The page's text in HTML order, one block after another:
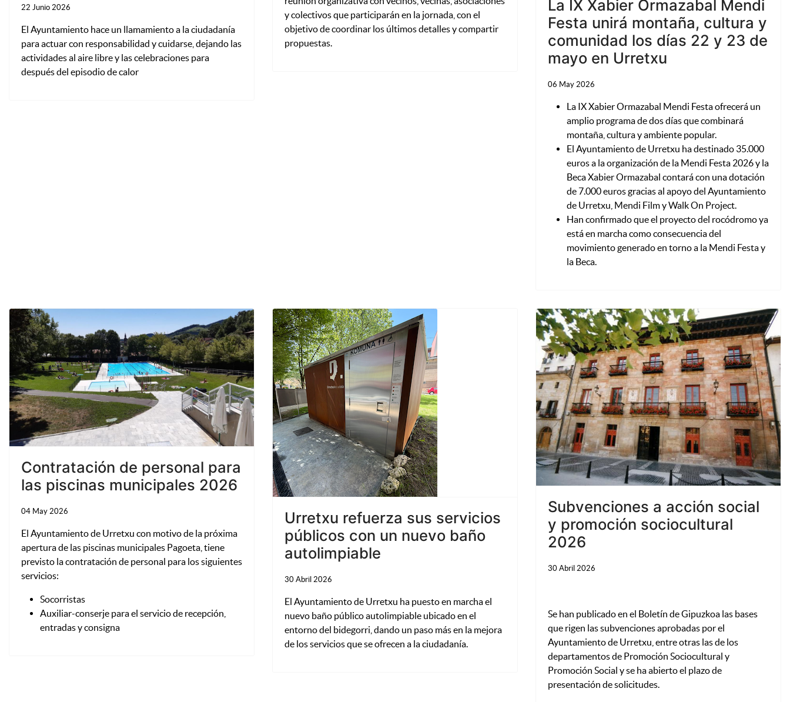
22 Junio 2026
El Ayuntamiento hace un llamamiento a la ciudadanía
para actuar con responsabilidad y cuidarse, dejando las
actividades al aire libre y las celebraciones para
después del episodio de calor
y colectivos que participarán en la jornada, con el
objetivo de coordinar los últimos detalles y compartir
propuestas.
La IX Xabier Ormazabal Mendi
Festa unirá montaña, cultura y
comunidad los días 22 y 23 de
mayo en Urretxu
06 May 2026
La IX Xabier Ormazabal Mendi Festa ofrecerá un
amplio programa de dos días que combinará
montaña, cultura y ambiente popular.
El Ayuntamiento de Urretxu ha destinado 35.000
euros a la organización de la Mendi Festa 2026 y la
Beca Xabier Ormazabal contará con una dotación
de 7.000 euros gracias al apoyo del Ayuntamiento
de Urretxu, Mendi Film y Walk On Project.
Han confirmado que el proyecto del rocódromo ya
está en marcha como consecuencia del
movimiento generado en torno a la Mendi Festa y
la Beca.
Contratación de personal para
las piscinas municipales 2026
04 May 2026
El Ayuntamiento de Urretxu con motivo de la próxima
apertura de las piscinas municipales Pagoeta, tiene
previsto la contratación de personal para los siguientes
servicios:
Socorristas
Auxiliar-conserje para el servicio de recepción,
entradas y consigna
Urretxu refuerza sus servicios
públicos con un nuevo baño
autolimpiable
30 Abril 2026
El Ayuntamiento de Urretxu ha puesto en marcha el
nuevo baño público autolimpiable ubicado en el
entorno del bidegorri, dando un paso más en la mejora
de los servicios que se ofrecen a la ciudadanía.
Subvenciones a acción social
y promoción sociocultural
2026
30 Abril 2026
Se han publicado en el Boletín de Gipuzkoa las bases
que rigen las subvenciones aprobadas por el
Ayuntamiento de Urretxu, entre otras las de los
departamentos de Promoción Sociocultural y
Promoción Social y se ha abierto el plazo de
presentación de solicitudes.